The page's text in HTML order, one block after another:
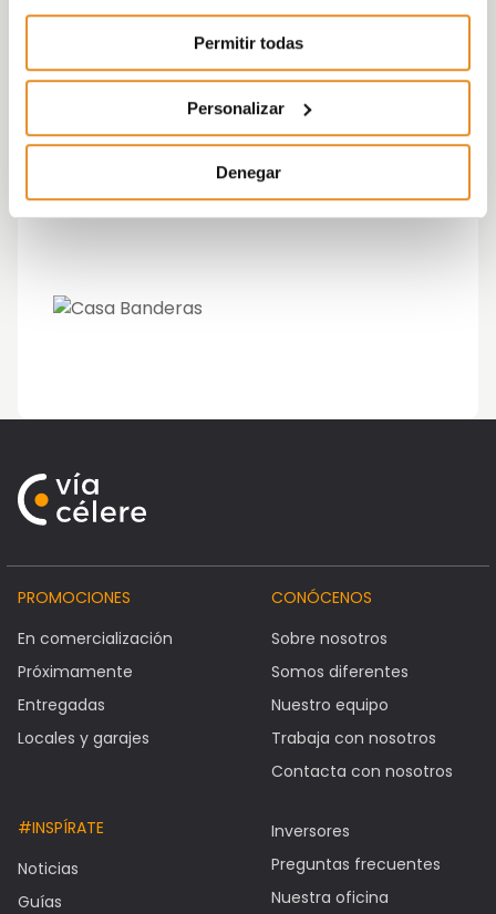
Permitir todas
Personalizar
Denegar
PROMOCIONES
En comercialización
Próximamente
Entregadas
Locales y garajes
CONÓCENOS
Sobre nosotros
Somos diferentes
Nuestro equipo
Trabaja con nosotros
Contacta con nosotros
#INSPÍRATE
Noticias
Guías
Inversores
Preguntas frecuentes
Nuestra oficina